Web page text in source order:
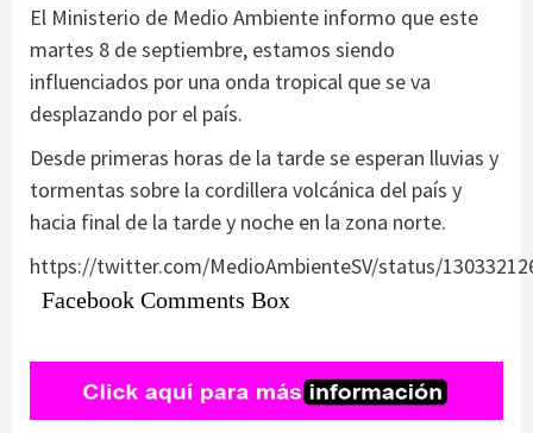
El Ministerio de Medio Ambiente informo que este
martes 8 de septiembre, estamos siendo
influenciados por una onda tropical que se va
desplazando por el país.
Desde primeras horas de la tarde se esperan lluvias y
tormentas sobre la cordillera volcánica del país y
hacia final de la tarde y noche en la zona norte.
https://twitter.com/MedioAmbienteSV/status/
Facebook Comments Box